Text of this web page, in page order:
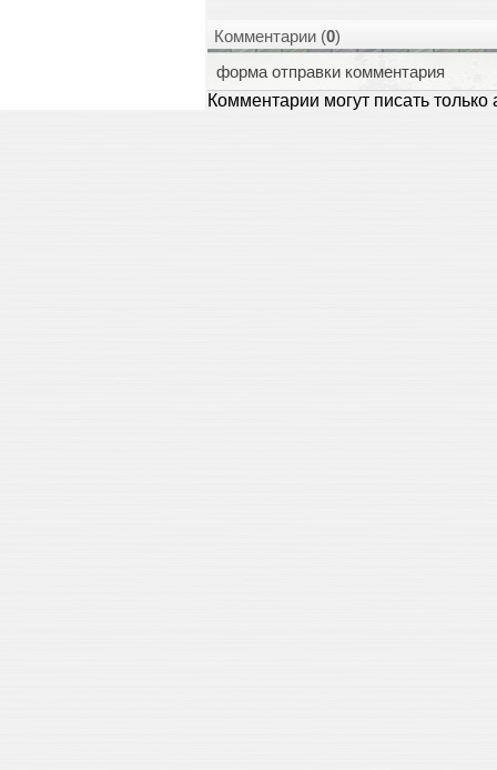
Комментарии (0)
форма отправки комментария
Комментарии могут писать